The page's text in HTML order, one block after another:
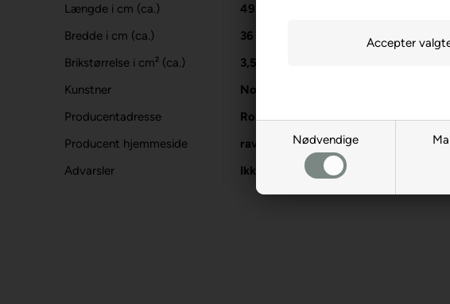
Nødvendige
Længde i cm (ca.)
49
Bredde i cm (ca.)
36
Brikstørrelse i cm² (ca.)
3,5
Kunstner
Noemi Ibarz
Producentadresse
Robert-Bosch-Str. 1, DE-88214
Producent hjemmeside
ravensburger.org
Advarsler
Ikke til børn under 3 år. Indeholder